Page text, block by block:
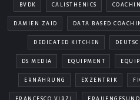
BVDK CALISTHENICS
DAMIEN ZAID DATA BASED
DEDICATED KITCHEN
DS MEDIA EQUIPMENT
ERNÄHRUNG EXZENTRIK